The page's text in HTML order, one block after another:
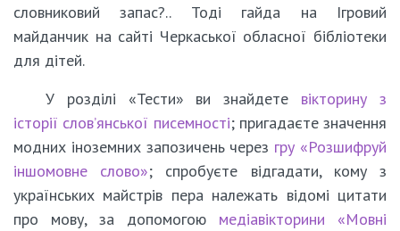
словниковий запас?.. Тоді гайда на Ігровий
майданчик на сайті Черкаської обласної бібліотеки
для дітей.
У розділі «Тести» ви знайдете вікторину з
історії слов’янської писемності; пригадаєте значення
модних іноземних запозичень через гру «Розшифруй
іншомовне слово»; спробуєте відгадати, кому з
українських майстрів пера належать відомі цитати
про мову, за допомогою медіавікторини «Мовні